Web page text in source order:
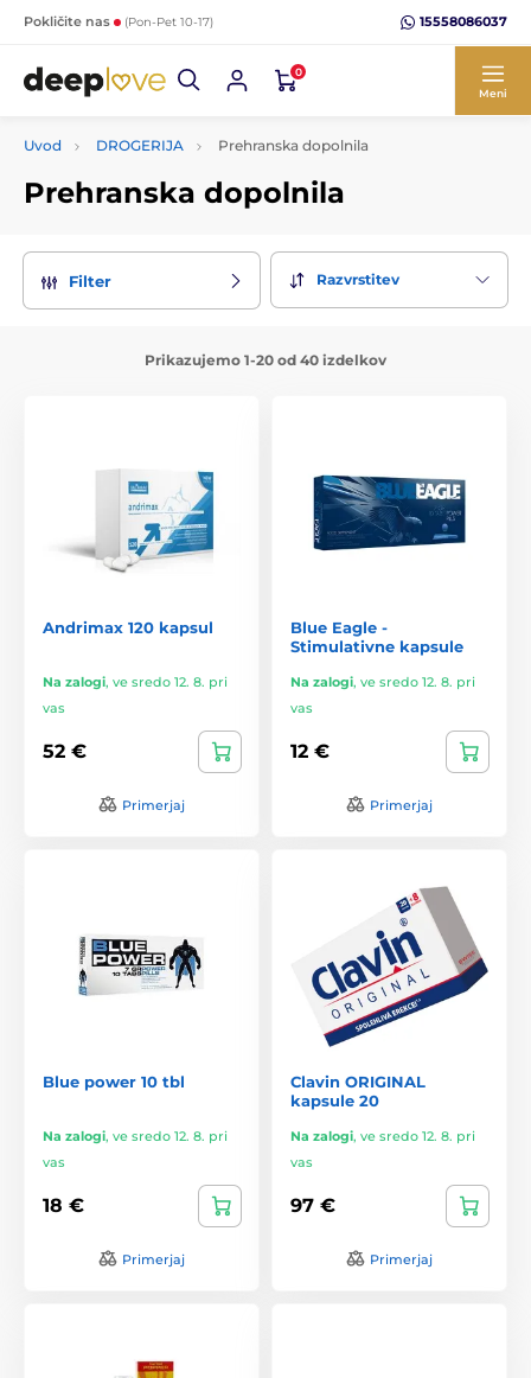
Pokličite nas (Pon-Pet 10-17) 15558086037
0
Meni
Uvod DROGERIJA Prehranska dopolnila
Prehranska dopolnila
Filter Razvrstitev
Prikazujemo 1-20 od 40 izdelkov
Andrimax 120 kapsul
Na zalogi, ve sredo 12. 8. pri
vas
52 €
Primerjaj
Blue Eagle -
Stimulativne kapsule
Na zalogi, ve sredo 12. 8. pri
vas
12 €
Primerjaj
Blue power 10 tbl
Na zalogi, ve sredo 12. 8. pri
vas
18 €
Primerjaj
Clavin ORIGINAL
kapsule 20
Na zalogi, ve sredo 12. 8. pri
vas
97 €
Primerjaj